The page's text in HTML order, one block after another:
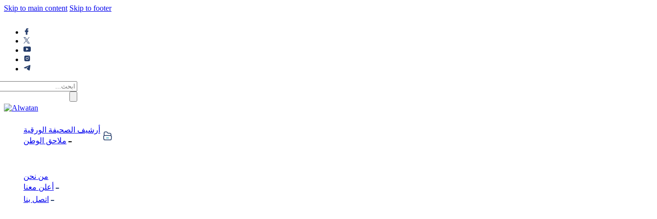
Skip to main content Skip to footer
أرشيف الصحيفة الورقية
ملاحق الوطن
من نحن
أعلن معنا
اتصل بنا